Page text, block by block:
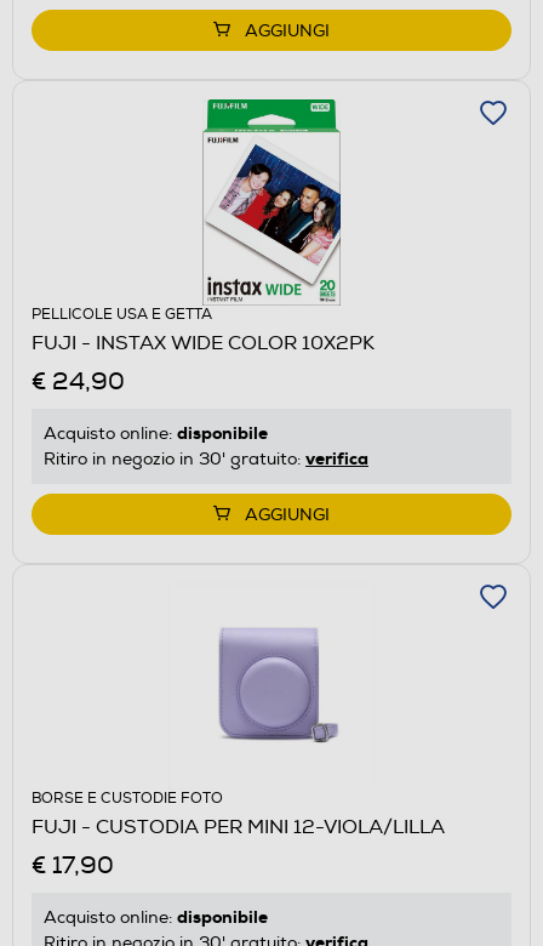
AGGIUNGI
PELLICOLE USA E GETTA
FUJI - INSTAX WIDE COLOR 10X2PK
€ 24,90
Acquisto online: disponibile
Ritiro in negozio in 30' gratuito: verifica
AGGIUNGI
BORSE E CUSTODIE FOTO
FUJI - CUSTODIA PER MINI 12-VIOLA/LILLA
€ 17,90
Acquisto online: disponibile